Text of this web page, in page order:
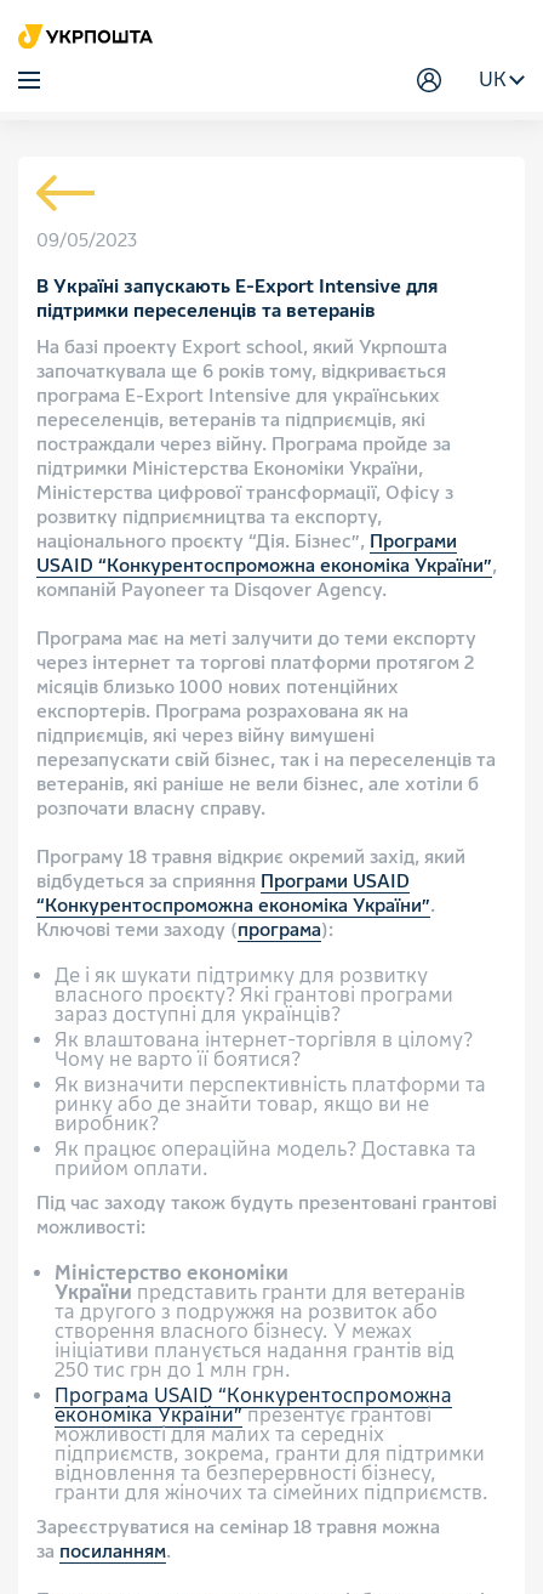
UK
09/05/2023
В Україні запускають E-Export Intensive для
підтримки переселенців та ветеранів
На базі проекту Export school, який Укрпошта
започаткувала ще 6 років тому, відкривається
програма E-Export Intensive для українських
переселенців, ветеранів та підприємців, які
постраждали через війну. Програма пройде за
підтримки Міністерства Економіки України,
Міністерства цифрової трансформації, Офісу з
розвитку підприємництва та експорту,
національного проєкту “Дія. Бізнес”, Програми
USAID “Конкурентоспроможна економіка України”,
компаній Рayoneer та Disqover Agency.
Програма має на меті залучити до теми експорту
через інтернет та торгові платформи протягом 2
місяців близько 1000 нових потенційних
експортерів. Програма розрахована як на
підприємців, які через війну вимушені
перезапускати свій бізнес, так і на переселенців та
ветеранів, які раніше не вели бізнес, але хотіли б
розпочати власну справу.
Програму 18 травня відкриє окремий захід, який
відбудеться за сприяння Програми USAID
“Конкурентоспроможна економіка України”.
Ключові теми заходу (програма):
Де і як шукати підтримку для розвитку
власного проєкту? Які грантові програми
зараз доступні для українців?
Як влаштована інтернет-торгівля в цілому?
Чому не варто її боятися?
Як визначити перспективність платформи та
ринку або де знайти товар, якщо ви не
виробник?
Як працює операційна модель? Доставка та
прийом оплати.
Під час заходу також будуть презентовані грантові
можливості:
Міністерство економіки
України представить гранти для ветеранів
та другого з подружжя на розвиток або
створення власного бізнесу. У межах
ініціативи планується надання грантів від
250 тис грн до 1 млн грн.
Програма USAID “Конкурентоспроможна
економіка України”презентує грантові
можливості для малих та середніх
підприємств, зокрема, гранти для підтримки
відновлення та безперервності бізнесу,
гранти для жіночих та сімейних підприємств.
Зареєструватися на семінар 18 травня можна
за посиланням.